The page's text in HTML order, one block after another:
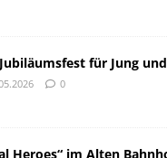
für Jung
0
Heroes“ im Alten